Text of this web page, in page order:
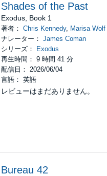
Shades of the Past
Exodus, Book 1
著者： Chris Kennedy, Marisa Wolf
ナレーター： James Coman
シリーズ：
Exodus
再生時間： 9 時間 41 分
配信日： 2026/06/04
言語： 英語
レビューはまだありません。
Bureau 42